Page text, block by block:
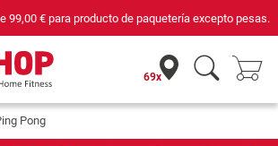
99,00 €para producto de paquetería excepto pesas.
69x
Pong